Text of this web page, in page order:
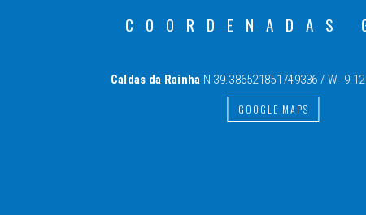
COORDENADAS
Caldas da Rainha N 39.386521851749336 / W -
GOOGLE MAPS